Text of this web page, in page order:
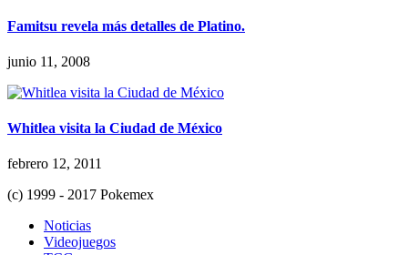
Famitsu revela más detalles de Platino.
junio 11, 2008
Whitlea visita la Ciudad de México
febrero 12, 2011
(c) 1999 - 2017 Pokemex
Noticias
Videojuegos